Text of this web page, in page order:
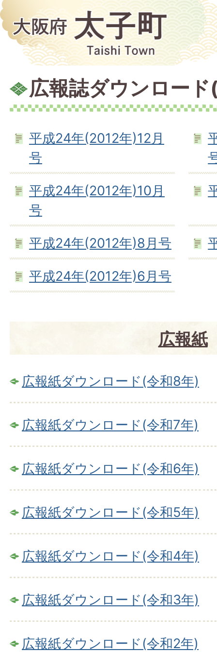
広報誌ダウンロー
平成24年(2012年)12月
号
平成24年(2012年)10月
号
平成24年(2012年)8月号
平成24年(2012年)6月号
広報紙
広報紙ダウンロード(令和8年)
広報紙ダウンロード(令和7年)
広報紙ダウンロード(令和6年)
広報紙ダウンロード(令和5年)
広報紙ダウンロード(令和4年)
広報紙ダウンロード(令和3年)
広報紙ダウンロード(令和2年)